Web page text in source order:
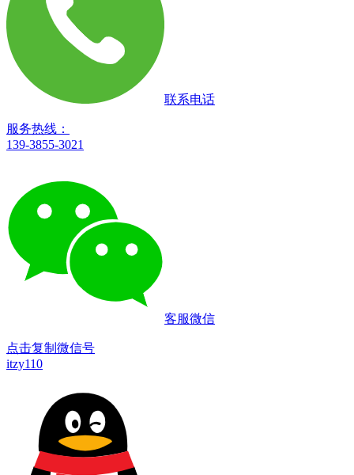
联系电话
服务热线：
139-3855-3021
客服微信
点击复制微信号
itzy110